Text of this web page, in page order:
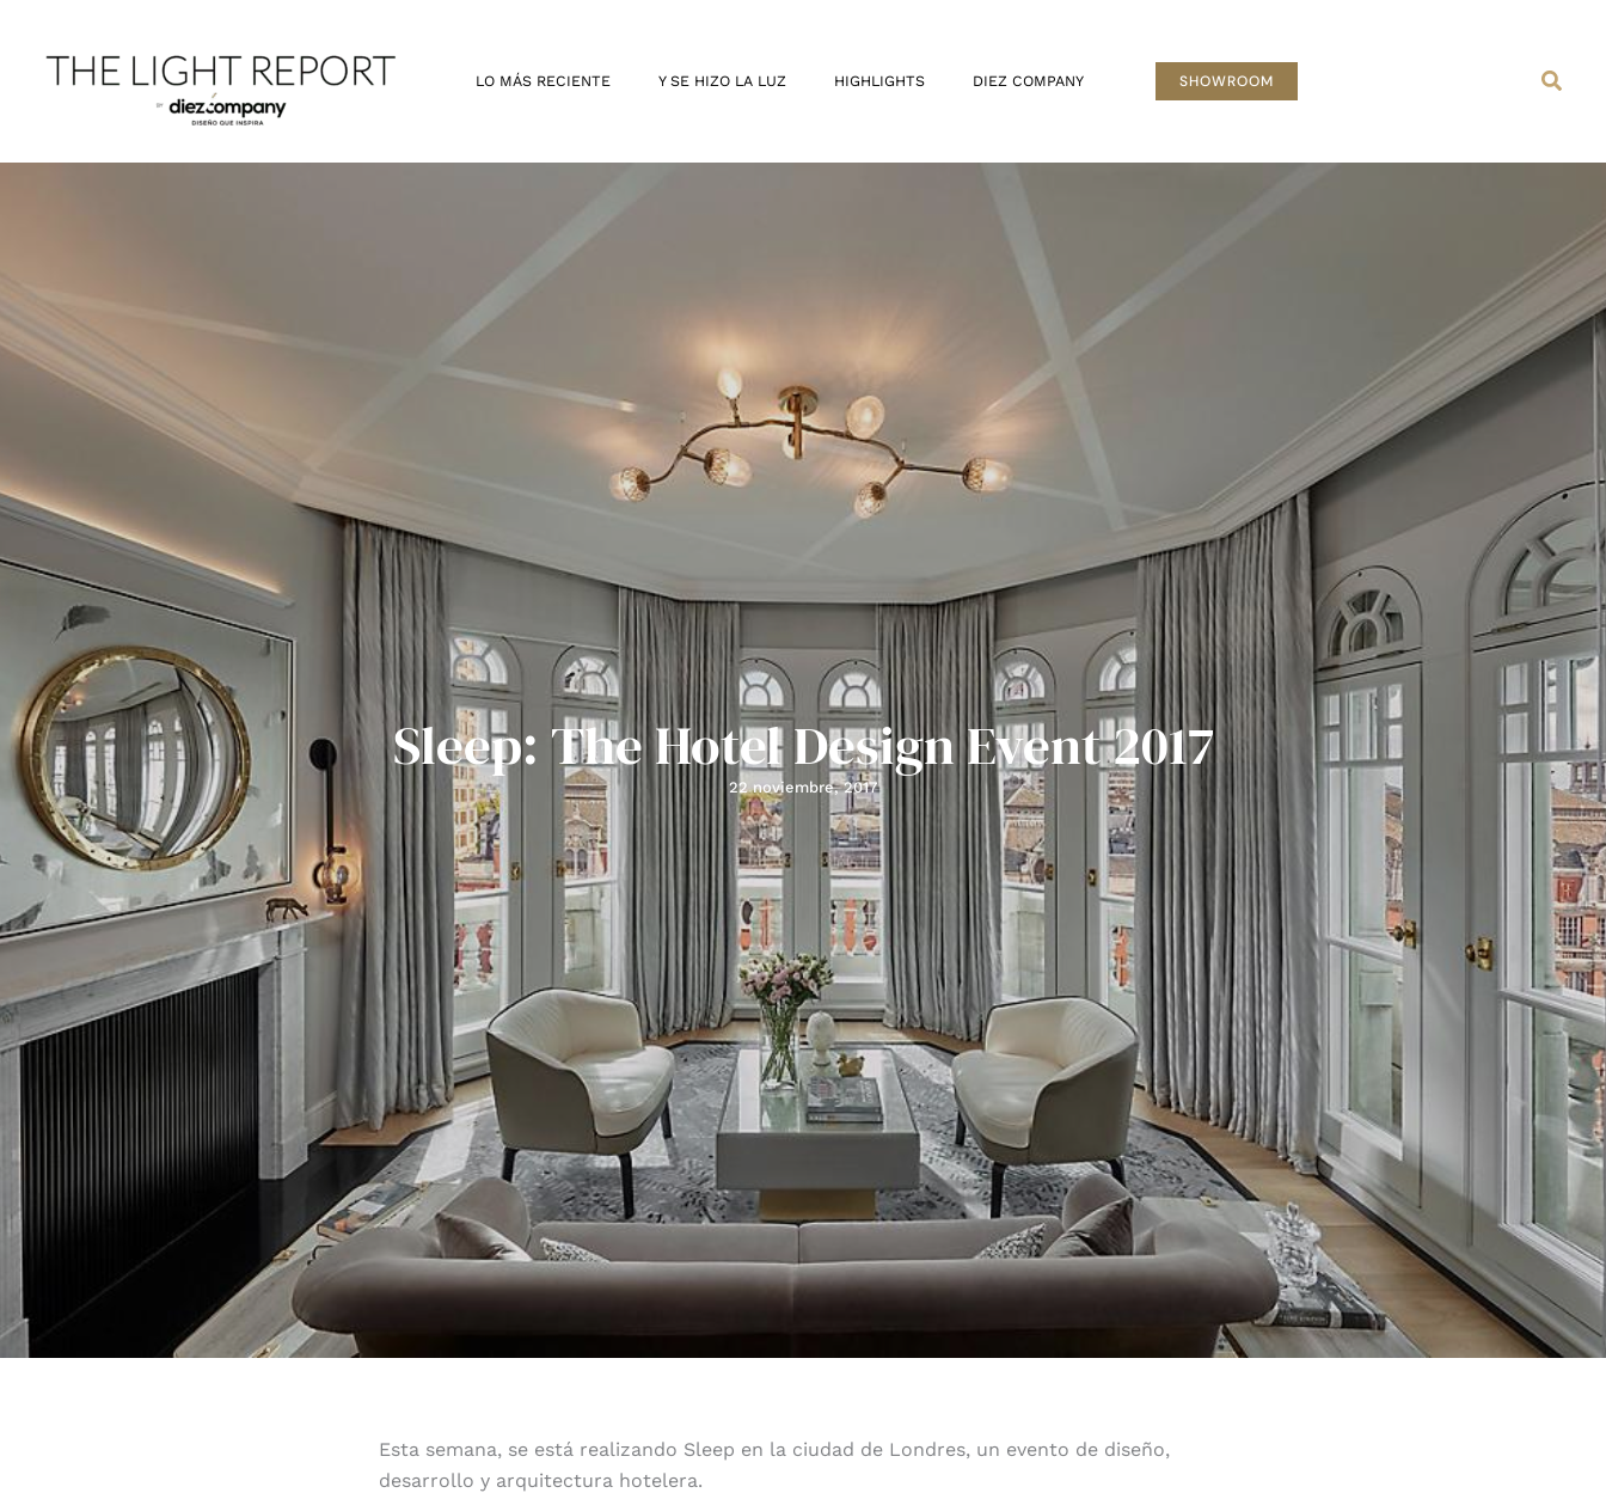
contenido
LO MÁS RECIENTE Y SE HIZO LA LUZ HIGHLIGHTS DIEZ COMPANY SHOWROOM
Sleep: The Hotel Design Event 2017
22 noviembre, 2017
Esta semana, se está realizando Sleep en la ciudad de Londres, un evento de diseño,
desarrollo y arquitectura hotelera.